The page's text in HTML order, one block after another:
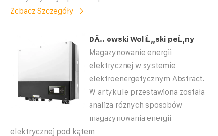
Zobacz Szczegóły
DÄ.. owski WoliĹ„ski peĹ‚ny
Magazynowanie energii
elektrycznej w systemie
elektroenergetycznym Abstract.
W artykule przestawiona została
analiza różnych sposobów
magazynowania energii
elektrycznej pod kątem